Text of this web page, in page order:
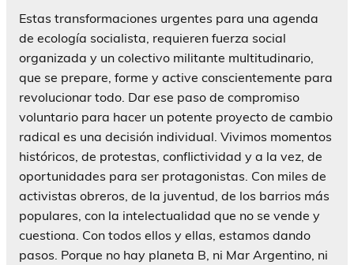
Estas transformaciones urgentes para una agenda
de ecología socialista, requieren fuerza social
organizada y un colectivo militante multitudinario,
que se prepare, forme y active conscientemente para
revolucionar todo. Dar ese paso de compromiso
voluntario para hacer un potente proyecto de cambio
radical es una decisión individual. Vivimos momentos
históricos, de protestas, conflictividad y a la vez, de
oportunidades para ser protagonistas. Con miles de
activistas obreros, de la juventud, de los barrios más
populares, con la intelectualidad que no se vende y
cuestiona. Con todos ellos y ellas, estamos dando
pasos. Porque no hay planeta B, ni Mar Argentino, ni